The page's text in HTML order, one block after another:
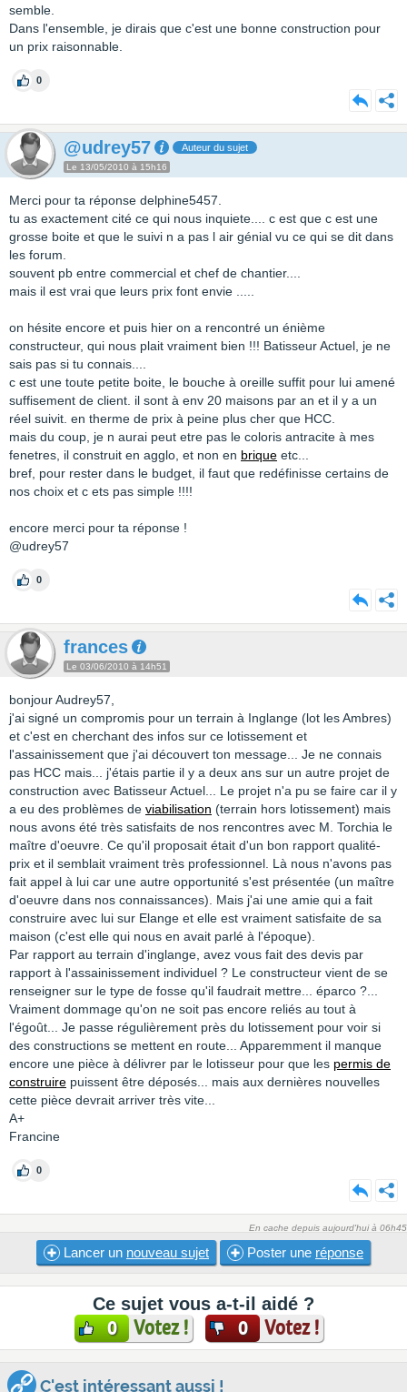
semble.
Dans l'ensemble, je dirais que c'est une bonne construction pour
un prix raisonnable.
0
@udrey57 Auteur du sujet
Le 13/05/2010 à 15h16
Merci pour ta réponse delphine5457.
tu as exactement cité ce qui nous inquiete.... c est que c est une
grosse boite et que le suivi n a pas l air génial vu ce qui se dit dans
les forum.
souvent pb entre commercial et chef de chantier....
mais il est vrai que leurs prix font envie .....
on hésite encore et puis hier on a rencontré un énième
constructeur, qui nous plait vraiment bien !!! Batisseur Actuel, je ne
sais pas si tu connais....
c est une toute petite boite, le bouche à oreille suffit pour lui amené
suffisement de client. il sont à env 20 maisons par an et il y a un
réel suivit. en therme de prix à peine plus cher que HCC.
mais du coup, je n aurai peut etre pas le coloris antracite à mes
fenetres, il construit en agglo, et non en brique etc...
bref, pour rester dans le budget, il faut que redéfinisse certains de
nos choix et c ets pas simple !!!!
encore merci pour ta réponse !
@udrey57
0
frances
Le 03/06/2010 à 14h51
bonjour Audrey57,
j'ai signé un compromis pour un terrain à Inglange (lot les Ambres)
et c'est en cherchant des infos sur ce lotissement et
l'assainissement que j'ai découvert ton message... Je ne connais
pas HCC mais... j'étais partie il y a deux ans sur un autre projet de
construction avec Batisseur Actuel... Le projet n'a pu se faire car il y
a eu des problèmes de viabilisation (terrain hors lotissement) mais
nous avons été très satisfaits de nos rencontres avec M. Torchia le
maître d'oeuvre. Ce qu'il proposait était d'un bon rapport qualité-
prix et il semblait vraiment très professionnel. Là nous n'avons pas
fait appel à lui car une autre opportunité s'est présentée (un maître
d'oeuvre dans nos connaissances). Mais j'ai une amie qui a fait
construire avec lui sur Elange et elle est vraiment satisfaite de sa
maison (c'est elle qui nous en avait parlé à l'époque).
Par rapport au terrain d'inglange, avez vous fait des devis par
rapport à l'assainissement individuel ? Le constructeur vient de se
renseigner sur le type de fosse qu'il faudrait mettre... éparco ?...
Vraiment dommage qu'on ne soit pas encore reliés au tout à
l'égoût... Je passe régulièrement près du lotissement pour voir si
des constructions se mettent en route... Apparemment il manque
encore une pièce à délivrer par le lotisseur pour que les permis de
construire puissent être déposés... mais aux dernières nouvelles
cette pièce devrait arriver très vite...
A+
Francine
0
En cache depuis aujourd'hui à 06h45
Lancer un nouveau sujet Poster une réponse
Ce sujet vous a-t-il aidé ?
0 Votez ! 0 Votez !
C'est intéressant aussi !